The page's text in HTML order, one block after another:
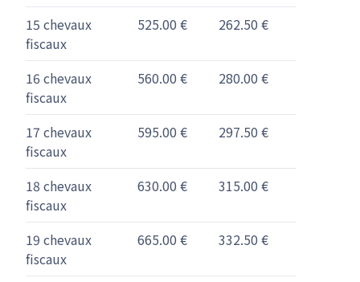
15 chevaux
fiscaux
525.00 € 262.50 €
16 chevaux
fiscaux
560.00 € 280.00 €
17 chevaux
fiscaux
595.00 € 297.50 €
18 chevaux
fiscaux
630.00 € 315.00 €
19 chevaux
fiscaux
665.00 € 332.50 €